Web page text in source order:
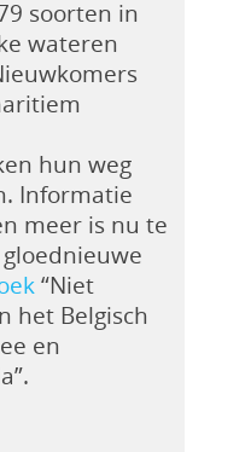
soorten in
wateren
hun weg
Informatie
meer is nu te
“Niet
het Belgisch
en